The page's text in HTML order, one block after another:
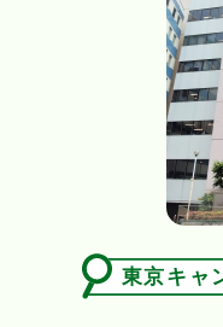
東京キャ